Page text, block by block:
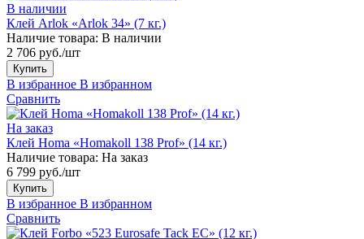
В наличии
Клей Arlok «Arlok 34» (7 кг.)
Наличие товара: В наличии
2 706 руб./шт
Купить
В избранное В избранном
Сравнить
На заказ
Клей Homa «Homakoll 138 Prof» (14 кг.)
Наличие товара: На заказ
6 799 руб./шт
Купить
В избранное В избранном
Сравнить